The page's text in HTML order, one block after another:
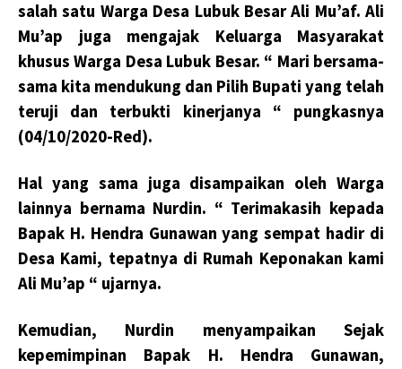
salah satu Warga Desa Lubuk Besar Ali Mu’af. Ali
Mu’ap juga mengajak Keluarga Masyarakat
khusus Warga Desa Lubuk Besar. “ Mari bersama-
sama kita mendukung dan Pilih Bupati yang telah
teruji dan terbukti kinerjanya “ pungkasnya
(04/10/2020-Red).
Hal yang sama juga disampaikan oleh Warga
lainnya bernama Nurdin. “ Terimakasih kepada
Bapak H. Hendra Gunawan yang sempat hadir di
Desa Kami, tepatnya di Rumah Keponakan kami
Ali Mu’ap “ ujarnya.
Kemudian, Nurdin menyampaikan Sejak
kepemimpinan Bapak H. Hendra Gunawan,